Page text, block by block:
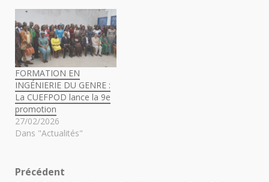
FORMATION EN
INGÉNIERIE DU GENRE :
La CUEFPOD lance la 9e
promotion
27/02/2026
Dans "Actualités"
Navigation
Précédent